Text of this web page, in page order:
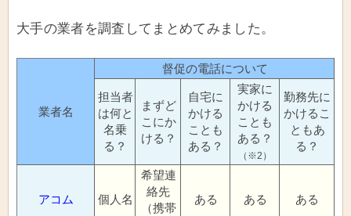
大手の業者を調査してまとめてみました。
業者名
督促の電話について
担当者
は何と
名乗
る？
まずど
こにか
ける？
自宅に
かける
ことも
ある？
実家に
かける
ことも
ある？
（※2）
勤務先に
かけるこ
ともあ
る？
アコム 個人名
希望連
絡先
（携帯
ある ある ある